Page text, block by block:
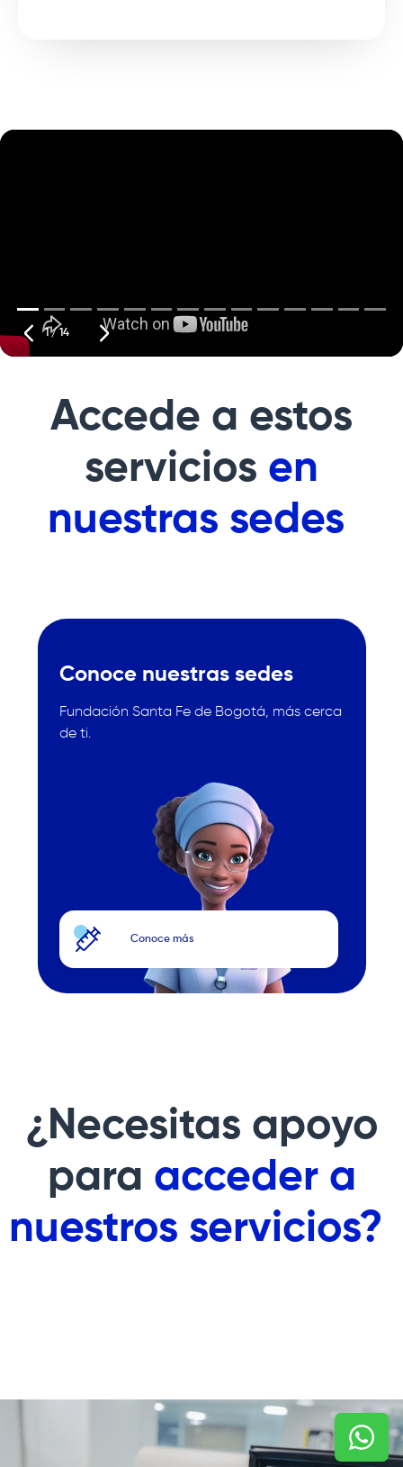
1 / 14
Accede a estos
servicios en
nuestras sedes
Conoce nuestras sedes
Fundación Santa Fe de Bogotá, más cerca
de ti.
Conoce más
¿Necesitas apoyo
para acceder a
nuestros servicios?